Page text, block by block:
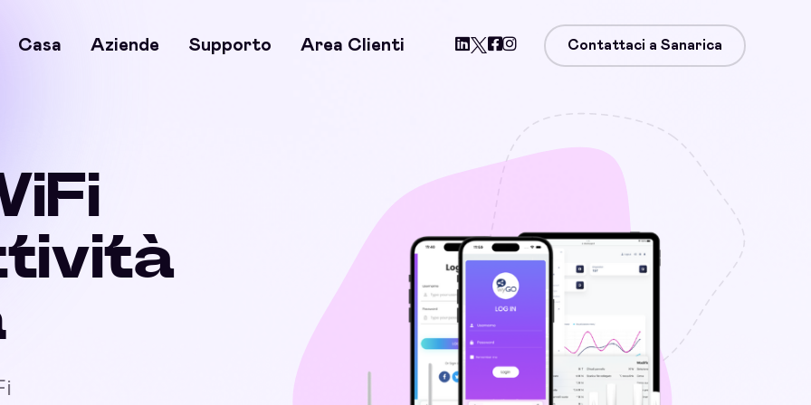
Casa Aziende Supporto Area Clienti Contattaci a Sanarica